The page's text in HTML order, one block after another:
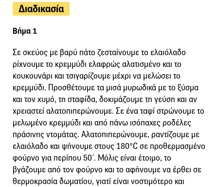
Διαδικασία
Βήμα 1
Σε σκεύος με βαρύ πάτο ζεσταίνουμε το ελαιόλαδο
ρίχνουμε το κρεμμύδι ελαφρώς αλατισμένο και το
κουκουνάρι και τσιγαρίζουμε μέχρι να μελώσει το
κρεμμύδι. Προσθέτουμε τα μισά μυρωδικά με το ξύσμα
και τον χυμό, τη σταφίδα, δοκιμάζουμε τη γεύση και αν
χρειαστεί αλατοπιπερώνουμε. Σε ένα ταψί στρώνουμε το
μελωμένο κρεμμύδι και από πάνω ισόπαχες ροδέλες
πράσινης ντομάτας. Αλατοπιπερώνουμε, ραντίζουμε με
ελαιόλαδο και ψήνουμε στους 180°C σε προθερμασμένο
φούρνο για περίπου 50΄. Μόλις είναι έτοιμο, το
βγάζουμε από τον φούρνο και το αφήνουμε να έρθει σε
θερμοκρασία δωματίου, γιατί είναι νοστιμότερο και